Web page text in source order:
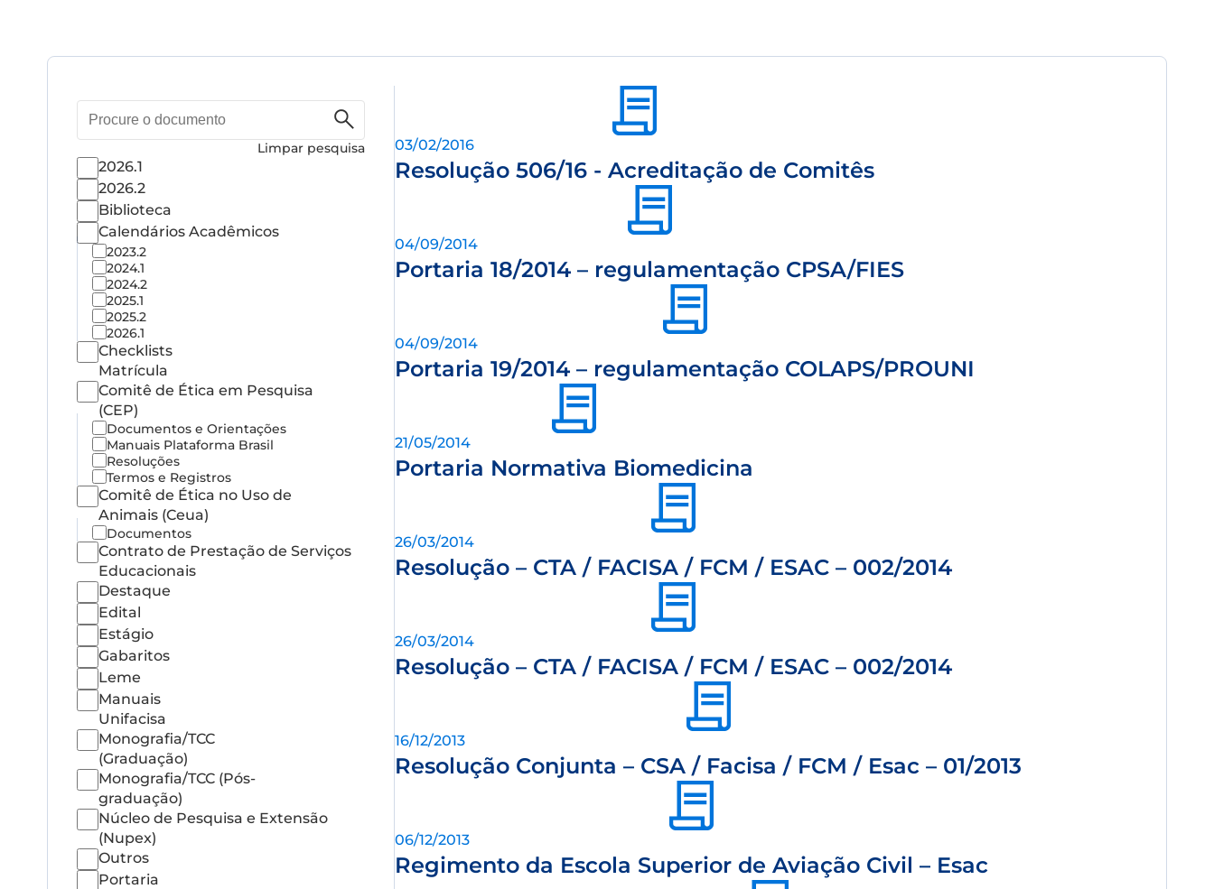
de
Limpar pesquisa
2026.1
2026.2
Biblioteca
Calendários Acadêmicos
2023.2
2024.1
2024.2
2025.1
2025.2
2026.1
Checklists
Matrícula
Comitê de Ética em Pesquisa
(CEP)
Documentos e Orientações
Manuais Plataforma Brasil
Resoluções
Termos e Registros
Comitê de Ética no Uso de
Animais (Ceua)
Documentos
Contrato de Prestação de Serviços
Educacionais
Destaque
Edital
Estágio
Gabaritos
Leme
Manuais
Unifacisa
Monografia/TCC
(Graduação)
Monografia/TCC (Pós-
graduação)
Núcleo de Pesquisa e Extensão
(Nupex)
Outros
Portaria
03/02/2016
Resolução 506/16 - Acreditação de Comitês
04/09/2014
Portaria 18/2014 – regulamentação CPSA/FIES
04/09/2014
Portaria 19/2014 – regulamentação COLAPS/PROUNI
21/05/2014
Portaria Normativa Biomedicina
26/03/2014
Resolução – CTA / FACISA / FCM / ESAC – 002/2014
26/03/2014
Resolução – CTA / FACISA / FCM / ESAC – 002/2014
16/12/2013
Resolução Conjunta – CSA / Facisa / FCM / Esac – 01/2013
06/12/2013
Regimento da Escola Superior de Aviação Civil – Esac